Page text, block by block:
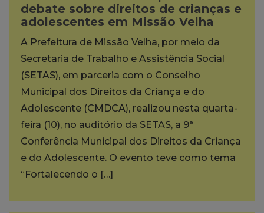
debate sobre direitos de crianças e
adolescentes em Missão Velha
A Prefeitura de Missão Velha, por meio da
Secretaria de Trabalho e Assistência Social
(SETAS), em parceria com o Conselho
Municipal dos Direitos da Criança e do
Adolescente (CMDCA), realizou nesta quarta-
feira (10), no auditório da SETAS, a 9ª
Conferência Municipal dos Direitos da Criança
e do Adolescente. O evento teve como tema
“Fortalecendo o […]